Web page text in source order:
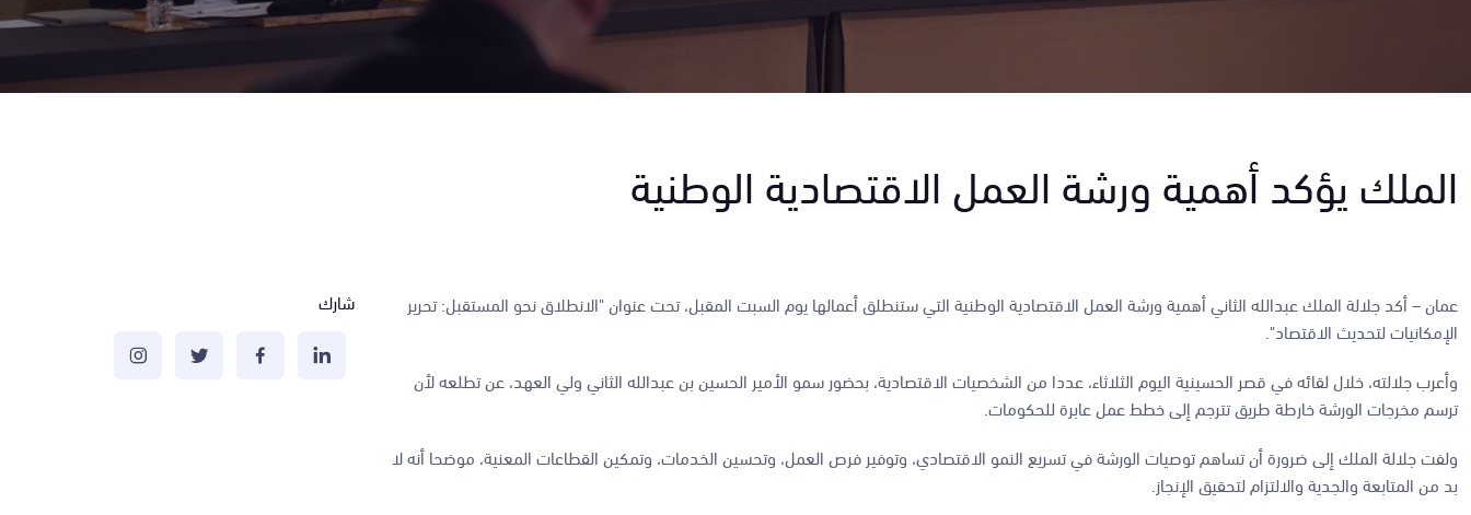
الملك يؤكد أهمية ورشة العمل الاقتصادية الوطنية
عمان –أكد جلالة الملك عبدالله الثاني أهمية ورشة العمل الاقتصادية الوطنية التي ستنطلق أعمالها يوم السبت المقبل، تحت عنوان "الانطلاق نحو المستقبل: تحرير
الإمكانيات لتحديث الاقتصاد".
وأعرب جلالته، خلال لقائه في قصر الحسينية اليوم الثلاثاء، عددا من الشخصيات الاقتصادية، بحضور سمو الأمير الحسين بن عبدالله الثاني ولي العهد، عن تطلعه لأن
ترسم مخرجات الورشة خارطة طريق تترجم إلى خطط عمل عابرة للحكومات.
ولفت جلالة الملك إلى ضرورة أن تساهم توصيات الورشة في تسريع النمو الاقتصادي، وتوفير فرص العمل، وتحسين الخدمات، وتمكين القطاعات المعنية، موضحا أنه لا
بد من المتابعة والجدية والالتزام لتحقيق الإنجاز.
شارك